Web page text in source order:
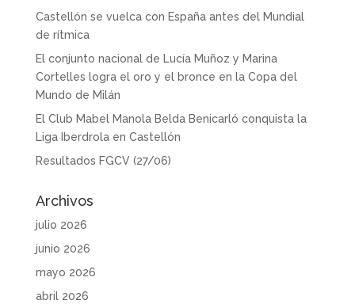
Castellón se vuelca con España antes del Mundial
de rítmica
El conjunto nacional de Lucía Muñoz y Marina
Cortelles logra el oro y el bronce en la Copa del
Mundo de Milán
El Club Mabel Manola Belda Benicarló conquista la
Liga Iberdrola en Castellón
Resultados FGCV (27/06)
Archivos
julio 2026
junio 2026
mayo 2026
abril 2026